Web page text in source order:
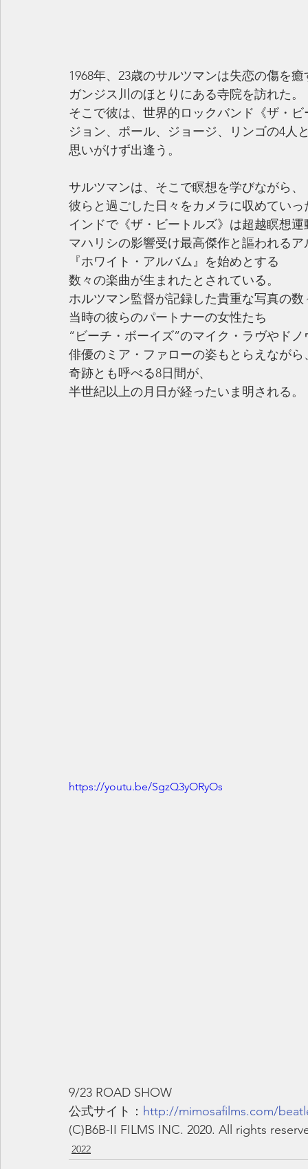
1968年、23歳のサルツマンは失恋の傷を
ガンジス川のほとりにある寺院を訪れた。
そこで彼は、世界的ロックバンド《ザ・
ジョン、ポール、ジョージ、リンゴの4人
思いがけず出逢う。
サルツマンは、そこで瞑想を学びながら、
彼らと過ごした日々をカメラに収めていっ
インドで《ザ・ビートルズ》は超越瞑想
マハリシの影響受け最高傑作と謳われるア
『ホワイト・アルバム』を始めとする
数々の楽曲が生まれたとされている。
ホルツマン監督が記録した貴重な写真の数
当時の彼らのパートナーの女性たち
“ビーチ・ボーイズ”のマイク・ラヴやドノ
俳優のミア・ファローの姿もとらえながら
奇跡とも呼べる8日間が、
半世紀以上の月日が経ったいま明される。
https://youtu.be/SgzQ3yORyOs
9/23 ROAD SHOW
公式サイト： http://mimosafilms.com/
(C)B6B-II FILMS INC. 2020. All rights
2022